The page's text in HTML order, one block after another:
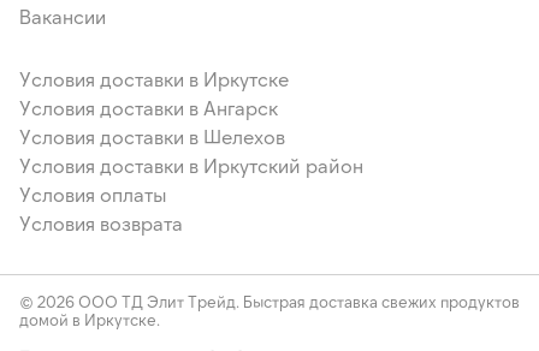
Вакансии
Условия доставки в Иркутске
Условия доставки в Ангарск
Условия доставки в Шелехов
Условия доставки в Иркутский район
Условия оплаты
Условия возврата
© 2026 ООО ТД Элит Трейд. Быстрая доставка свежих продуктов
домой в Иркутске.